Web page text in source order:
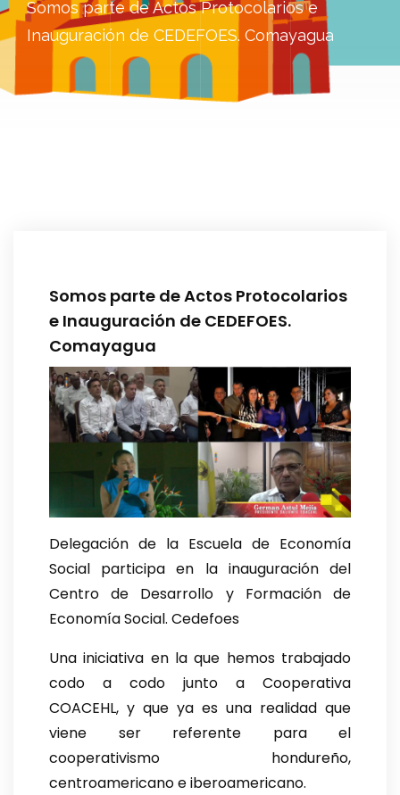
Somos parte de Actos Protocolarios e
Inauguración de CEDEFOES. Comayagua
Somos parte de Actos Protocolarios
e Inauguración de CEDEFOES.
Comayagua
Delegación de la Escuela de Economía
Social participa en la inauguración del
Centro de Desarrollo y Formación de
Economía Social. Cedefoes
Una iniciativa en la que hemos trabajado
codo a codo junto a Cooperativa
COACEHL, y que ya es una realidad que
viene ser referente para el
cooperativismo hondureño,
centroamericano e iberoamericano.